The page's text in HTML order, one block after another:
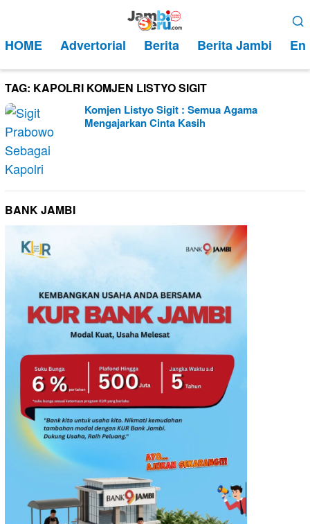
kontenMobile
HOME Advertorial Berita Berita Jambi
TAG: KAPOLRI KOMJEN LISTYO SIGIT
Komjen Listyo Sigit : Semua Agama
Mengajarkan Cinta Kasih
BANK JAMBI